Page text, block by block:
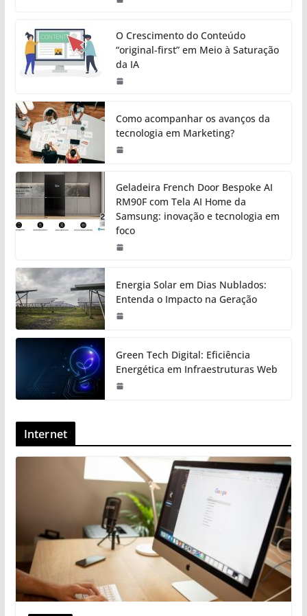
O Crescimento do Conteúdo
“original-first” em Meio à Saturação
da IA
Como acompanhar os avanços da
tecnologia em Marketing?
Geladeira French Door Bespoke AI
RM90F com Tela AI Home da
Samsung: inovação e tecnologia em
foco
Energia Solar em Dias Nublados:
Entenda o Impacto na Geração
Green Tech Digital: Eficiência
Energética em Infraestruturas Web
Internet